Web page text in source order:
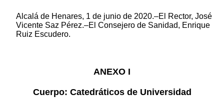
Alcalá de Henares, 1 de junio de 2020.–El Rector, José
Vicente Saz Pérez.–El Consejero de Sanidad, Enrique
Ruiz Escudero.
ANEXO I
Cuerpo: Catedráticos de Universidad